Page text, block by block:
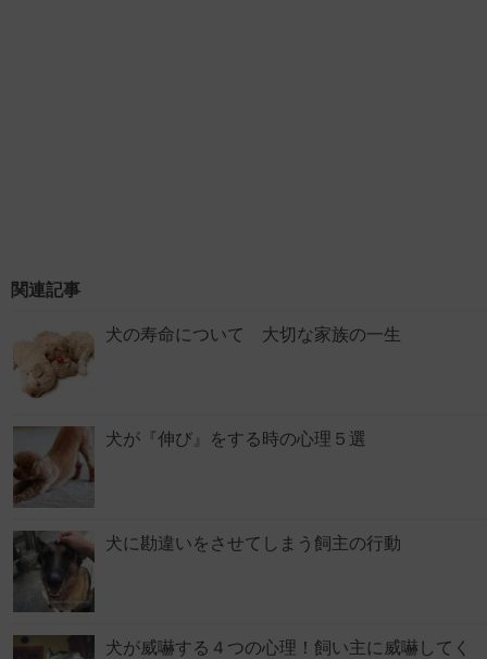
関連記事
犬の寿命について 大切な家族の一生
犬が『伸び』をする時の心理５選
犬に勘違いをさせてしまう飼主の行動
犬が威嚇する４つの心理！飼い主に威嚇してく